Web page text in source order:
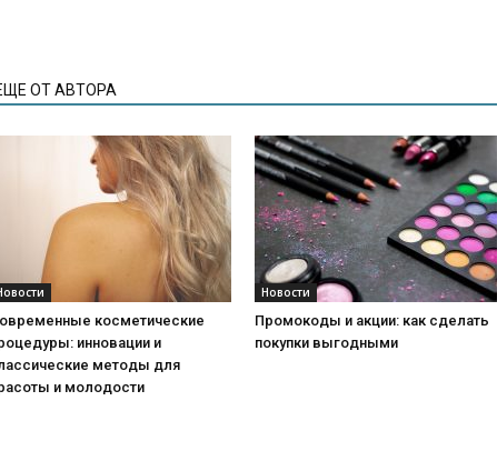
ОТ АВТОРА
косметические
инновации и
методы для
и молодости
Новости
Промокоды и акции: как сделать
покупки выгодными